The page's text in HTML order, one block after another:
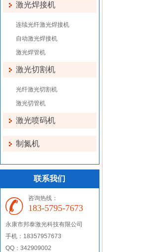
激光焊接机
连续光纤激光焊接机
自动激光焊接机
激光焊管机
激光切割机
光纤激光切割机
激光切管机
激光喷码机
制氮机
联系我们
咨询热线：
183-5795-7673
永康市邦泰激光科技有限公司
手机：18357957673
QQ：342909002